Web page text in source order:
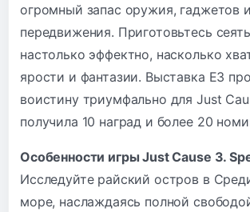
огромный запас оружия, гаджетов
передвижения. Приготовьтесь
настолько эффектно, насколько
ярости и фантазии. Выставка E3
воистину триумфально для Just
получила 10 наград и более 20
Особенности игры Just Cause 3.
Исследуйте райский остров в
море, наслаждаясь полной